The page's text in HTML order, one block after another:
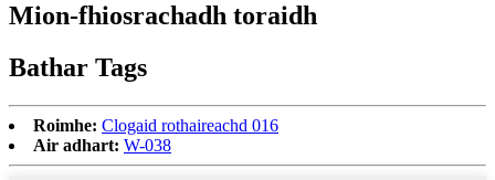
Mion-fhiosrachadh toraidh
Bathar Tags
Roimhe: Clogaid rothaireachd 016
Air adhart: W-038